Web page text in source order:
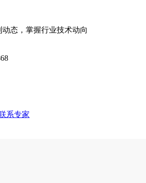
态，掌握行业技术动向
系专家